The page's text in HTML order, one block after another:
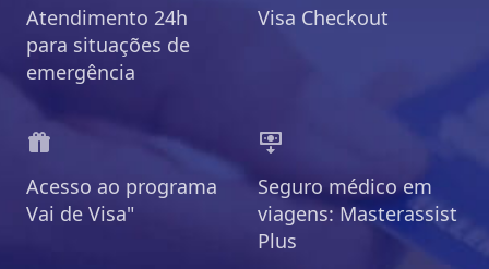
Atendimento 24h
para situações de
emergência
Visa Checkout
Acesso ao programa
Vai de Visa"
Seguro médico em
viagens: Masterassist
Plus